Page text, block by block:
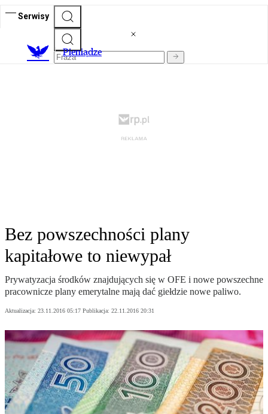
Serwisy
Pieniądze
Bez powszechności plany
kapitałowe to niewypał
Prywatyzacja środków znajdujących się w OFE i nowe powszechne
pracownicze plany emerytalne mają dać giełdzie nowe paliwo.
Aktualizacja: 23.11.2016 05:17 Publikacja: 22.11.2016 20:31